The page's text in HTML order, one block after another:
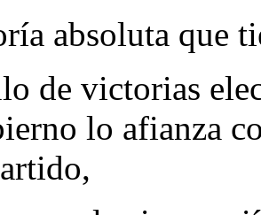
absoluta que
de victorias
lo afianza